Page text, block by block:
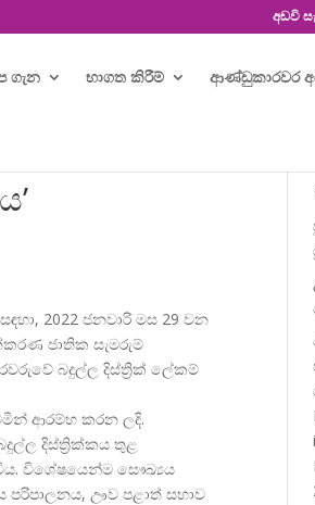
අඩවි
ගැන භාගත කිරීම් ආණ්ඩුකාරවර
2022 ජනවාරි මස 29 වන
ජාතික සැමරුම්
බදුල්ල දිස්ත්රික් ලේකම්
ආරම්භ කරන ලදි.
දිස්ත්රික්කය තුළ
විය. විශේෂයෙන්ම සෞඛ්යය
පරිපාලනය, ඌව පළාත් සභාව